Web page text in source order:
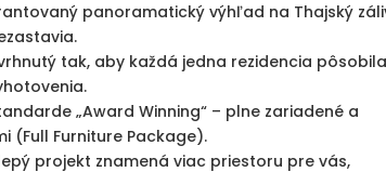
panoramatický výhľad na Thajský
tak, aby každá jedna rezidencia pôsobila
„Award Winning“ – plne zariadené a
(Full Furniture Package).
projekt znamená viac priestoru pre vás,